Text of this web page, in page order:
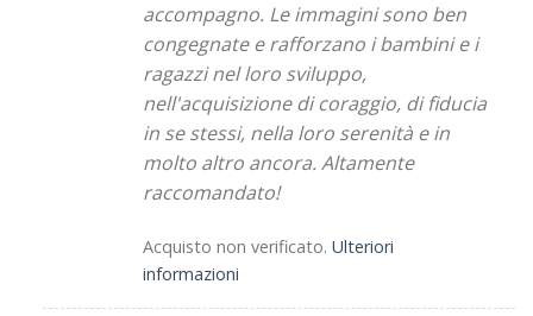
accompagno. Le immagini sono ben
congegnate e rafforzano i bambini e i
ragazzi nel loro sviluppo,
nell'acquisizione di coraggio, di fiducia
in se stessi, nella loro serenità e in
molto altro ancora. Altamente
raccomandato!
Acquisto non verificato. Ulteriori
informazioni